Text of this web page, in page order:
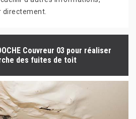
directement.
Couvreur 03 pour réaliser
des fuites de toit